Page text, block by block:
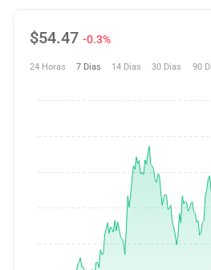
$54.47 -0.3%
24 Horas 7 Dias 14 Dias 30 Dias 90